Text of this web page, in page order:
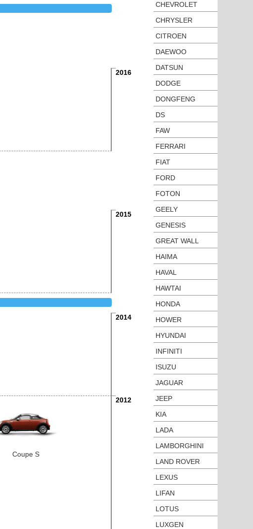
2016
2015
2014
2012
Coupe S
CHEVROLET
CHRYSLER
CITROEN
DAEWOO
DATSUN
DODGE
DONGFENG
DS
FAW
FERRARI
FIAT
FORD
FOTON
GEELY
GENESIS
GREAT WALL
HAIMA
HAVAL
HAWTAI
HONDA
HOWER
HYUNDAI
INFINITI
ISUZU
JAGUAR
JEEP
KIA
LADA
LAMBORGHINI
LAND ROVER
LEXUS
LIFAN
LOTUS
LUXGEN